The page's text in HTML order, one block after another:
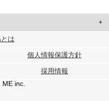
ザーに合わせたコンテンツや広告の
トナーに提供しています。
したときに収集した他の情報を組み
は
個人情報保護方針
採用情報
inc.